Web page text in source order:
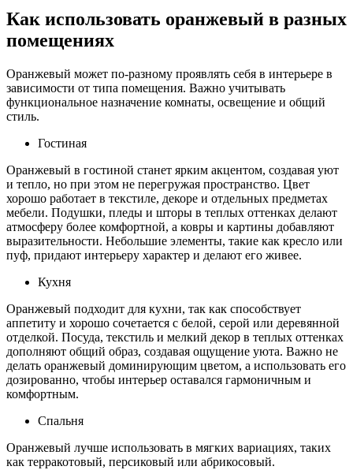
Как использовать оранжевый в разных
помещениях
Оранжевый может по-разному проявлять себя в интерьере в
зависимости от типа помещения. Важно учитывать
функциональное назначение комнаты, освещение и общий
стиль.
Гостиная
Оранжевый в гостиной станет ярким акцентом, создавая уют
и тепло, но при этом не перегружая пространство. Цвет
хорошо работает в текстиле, декоре и отдельных предметах
мебели. Подушки, пледы и шторы в теплых оттенках делают
атмосферу более комфортной, а ковры и картины добавляют
выразительности. Небольшие элементы, такие как кресло или
пуф, придают интерьеру характер и делают его живее.
Кухня
Оранжевый подходит для кухни, так как способствует
аппетиту и хорошо сочетается с белой, серой или деревянной
отделкой. Посуда, текстиль и мелкий декор в теплых оттенках
дополняют общий образ, создавая ощущение уюта. Важно не
делать оранжевый доминирующим цветом, а использовать его
дозированно, чтобы интерьер оставался гармоничным и
комфортным.
Спальня
Оранжевый лучше использовать в мягких вариациях, таких
как терракотовый, персиковый или абрикосовый.